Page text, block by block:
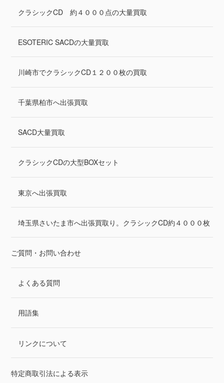
クラシックCD 約４０００点の大量買取
ESOTERIC SACDの大量買取
川崎市でクラシックCD１２００枚の買取
千葉県柏市へ出張買取
SACD大量買取
クラシックCDの大型BOXセット
東京へ出張買取
埼玉県さいたま市へ出張買取り。クラシックCD約４０００枚
ご質問・お問い合わせ
よくある質問
用語集
リンクについて
特定商取引法による表示